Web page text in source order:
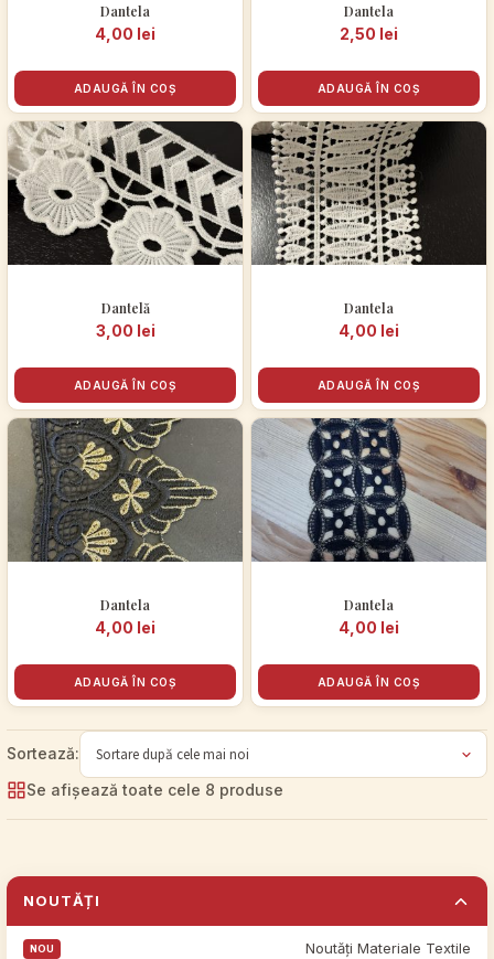
NOUTĂȚI
Noutăți Materiale Textile
Dantela
4,00 lei
ADAUGĂ ÎN COȘ
Dantela
2,50 lei
ADAUGĂ ÎN COȘ
Dantelă
3,00 lei
ADAUGĂ ÎN COȘ
Dantela
4,00 lei
ADAUGĂ ÎN COȘ
Dantela
4,00 lei
ADAUGĂ ÎN COȘ
Dantela
4,00 lei
ADAUGĂ ÎN COȘ
Se afișează toate cele 8 produse